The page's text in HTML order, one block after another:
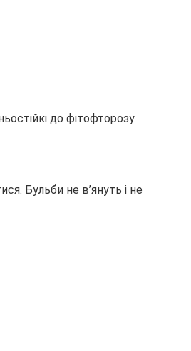
до фітофторозу.
Бульби не в’януть і не